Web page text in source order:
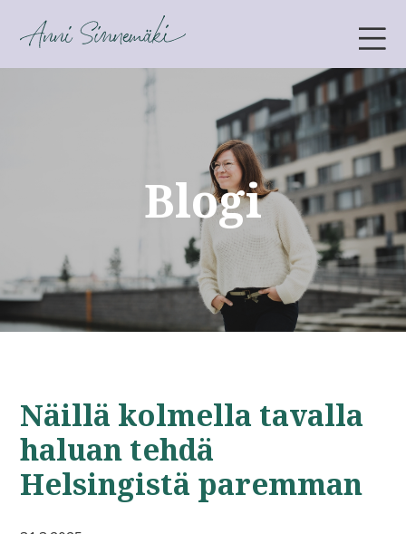
ANNI SINNEMÄKI
Blogi
Näillä kolmella tavalla
haluan tehdä
Helsingistä paremman